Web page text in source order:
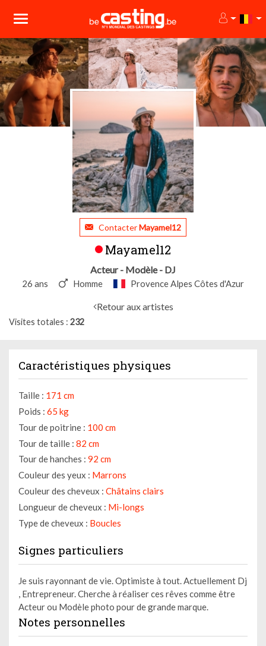
ContacterMayamel12
Mayamel12
Acteur - Modèle - DJ
26 ans Homme Provence Alpes Côtes d'Azur
Retour aux artistes
Visites totales 232
Caractéristiques physiques
Taille : 171 cm
Poids : 65 kg
Tour de poitrine : 100 cm
Tour de taille : 82 cm
Tour de hanches : 92 cm
Couleur des yeux : Marrons
Couleur des cheveux : Châtains clairs
Longueur de cheveux : Mi-longs
Type de cheveux : Boucles
Signes particuliers
Je suis rayonnant de vie. Optimiste à tout. Actuellement Dj
, Entrepreneur. Cherche à réaliser ces rêves comme être
Acteur ou Modèle photo pour de grande marque.
Notes personnelles